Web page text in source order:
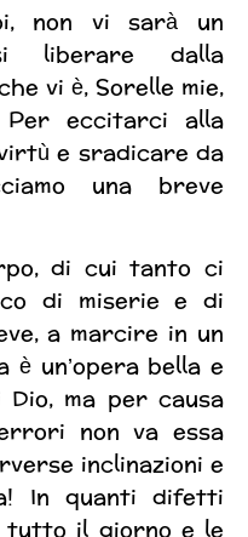
non vi sarà un
liberare dalla
vi è, Sorelle mie,
eccitarci alla
e sradicare da
una breve
di cui tanto ci
di miserie e di
a marcire in un
è un’opera bella e
ma per causa
non va essa
inclinazioni e
In quanti difetti